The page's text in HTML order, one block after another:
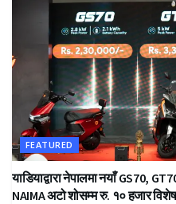
FEATURED
याडियाद्वारा नेपालमा नयाँ GS70,
NAIMA अटो शोसम्म रु. १० हजार